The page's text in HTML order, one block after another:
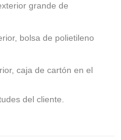
grande de
bolsa de polietileno
caja de cartón en el
del cliente.